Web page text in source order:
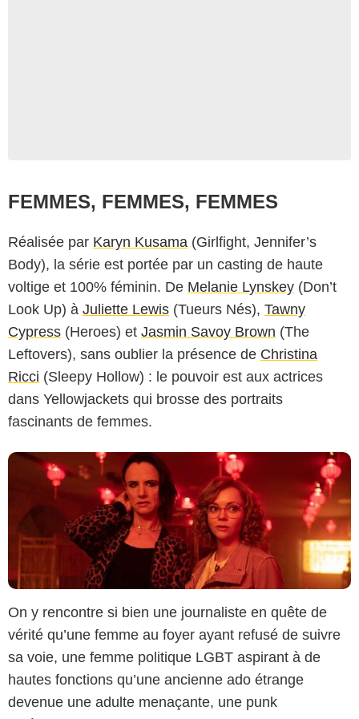
FEMMES, FEMMES, FEMMES
Réalisée par Karyn Kusama (Girlfight, Jennifer’s
Body), la série est portée par un casting de haute
voltige et 100% féminin. De Melanie Lynskey (Don’t
Look Up) à Juliette Lewis (Tueurs Nés), Tawny
Cypress (Heroes) et Jasmin Savoy Brown (The
Leftovers), sans oublier la présence de Christina
Ricci (Sleepy Hollow) : le pouvoir est aux actrices
dans Yellowjackets qui brosse des portraits
fascinants de femmes.
On y rencontre si bien une journaliste en quête de
vérité qu’une femme au foyer ayant refusé de suivre
sa voie, une femme politique LGBT aspirant à de
hautes fonctions qu’une ancienne ado étrange
devenue une adulte menaçante, une punk